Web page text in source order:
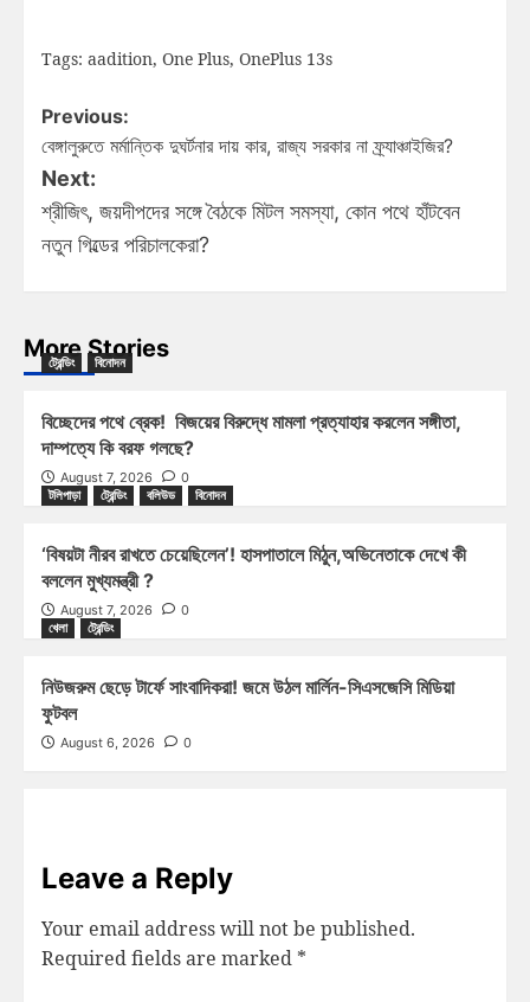
Tags: aadition, One Plus, OnePlus 13s
Previous:
বেঙ্গালুরুতে মর্মান্তিক দুঘর্টনার দায় কার, রাজ্য সরকার না ফ্র্যাঞ্চাইজির?
Next:
শ্রীজিৎ, জয়দীপদের সঙ্গে বৈঠকে মিটল সমস্যা, কোন পথে হাঁটবেন
নতুন গিল্ডের পরিচালকেরা?
More Stories
ট্রেন্ডিং বিনোদন
বিচ্ছেদের পথে ব্রেক! বিজয়ের বিরুদ্ধে মামলা প্রত্যাহার করলেন সঙ্গীতা,
দাম্পত্যে কি বরফ গলছে?
August 7, 2026
0
টলিপাড়া
ট্রেন্ডিং বলিউড বিনোদন
‘বিষয়টা নীরব রাখতে চেয়েছিলেন’! হাসপাতালে মিঠুন,অভিনেতাকে দেখে কী
বললেন মুখ্যমন্ত্রী ?
August 7, 2026
0
খেলা
ট্রেন্ডিং
নিউজরুম ছেড়ে টার্ফে সাংবাদিকরা! জমে উঠল মার্লিন-সিএসজেসি মিডিয়া
ফুটবল
August 6, 2026 0
Leave a Reply
Your email address will not be published.
Required fields are marked *